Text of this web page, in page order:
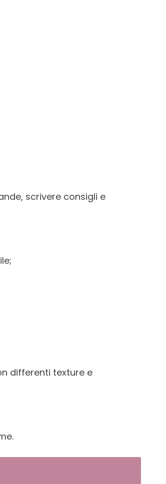
scrivere consigli e
differenti texture e